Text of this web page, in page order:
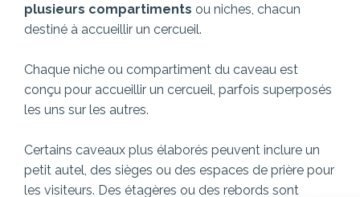
plusieurs compartiments ou niches, chacun
destiné à accueillir un cercueil.
Chaque niche ou compartiment du caveau est
conçu pour accueillir un cercueil, parfois superposés
les uns sur les autres.
Certains caveaux plus élaborés peuvent inclure un
petit autel, des sièges ou des espaces de prière pour
les visiteurs. Des étagères ou des rebords sont